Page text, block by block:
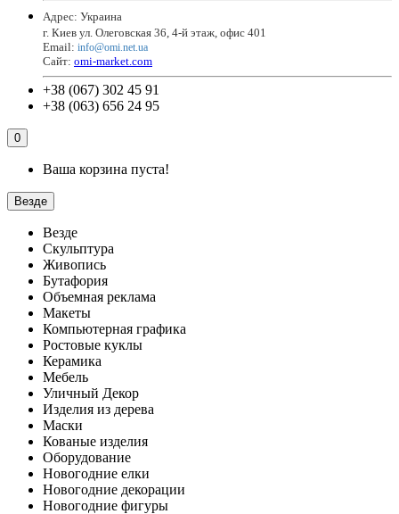
Адрес: Украина
г. Киев ул. Олеговская 36, 4-й этаж, офис 401
Email: info@omi.net.ua
Сайт: omi-market.com
+38 (067) 302 45 91
+38 (063) 656 24 95
0
Ваша корзина пуста!
Везде
Везде
Скульптура
Живопись
Бутафория
Объемная реклама
Макеты
Компьютерная графика
Ростовые куклы
Керамика
Мебель
Уличный Декор
Изделия из дерева
Маски
Кованые изделия
Оборудование
Новогодние елки
Новогодние декорации
Новогодние фигуры